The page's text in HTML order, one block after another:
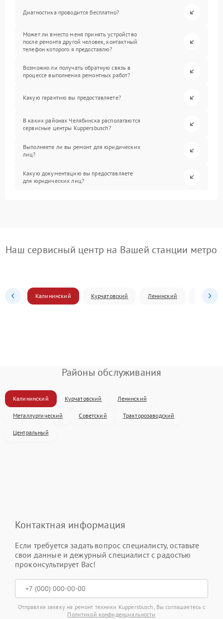
Диагностика проводится бесплатно?
Может ли вместо меня принять устройство
после ремонта другой человек, контактный
телефон которого я предоставлю?
Возможно ли получать обратную связь в
процессе выполнения ремонтных работ?
Какую гарантию вы предоставляете?
В каких районах Челябинска располагаются
сервисные центры Kuppersbusch?
Выполняете ли вы ремонт для юридических
лиц?
Какую документацию вы предоставляете
для юридических лиц?
Наш сервисный центр на Вашей станции метро
Калининский Курчатовский Ленинский
Районы обслуживания
Калининский Курчатовский Ленинский
Металлургический Советский Тракторозаводский
Центральный
Контактная информация
Если требуется задать вопрос специалисту, оставьте
свои данные и дежурный специалист с радостью
проконсультирует Вас!
Отправляя заявку на ремонт техники Kuppersbusch, Вы соглашаетесь с
Политикой конфиденциальности